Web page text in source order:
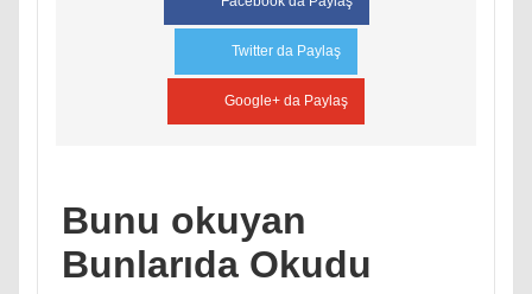
Twitter da Paylaş
Google+ da Paylaş
Bunu okuyan
Bunlarıda Okudu